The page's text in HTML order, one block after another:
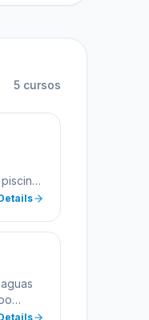
5 cursos